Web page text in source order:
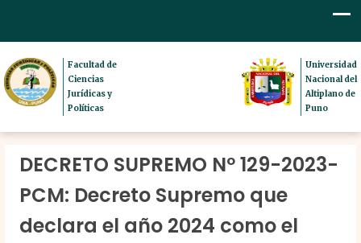
Facultad de
Ciencias
Jurídicas y
Políticas
Universidad
Nacional del
Altiplano de
Puno
DECRETO SUPREMO Nº 129-2023-
PCM: Decreto Supremo que
declara el año 2024 como el